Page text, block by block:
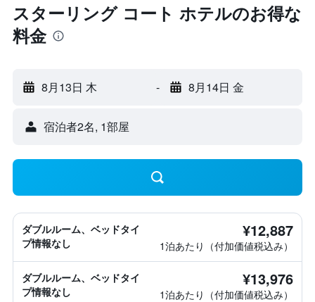
スターリング コート ホテルのお得な
料金
8月13日 木 - 8月14日 金
宿泊者2名, 1​部屋
ダブルルーム、ベッドタイ
プ情報なし
¥12,887
1泊あたり（付加価値税込み）
ダブルルーム、ベッドタイ
プ情報なし
¥13,976
1泊あたり（付加価値税込み）